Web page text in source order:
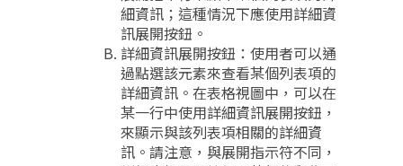
細資訊；這種情況下應使用詳細資
訊展開按鈕。
詳細資訊展開按鈕：使用者可以通
過點選該元素來查看某個列表項的
詳細資訊。在表格視圖中，可以在
某一行中使用詳細資訊展開按鈕，
來顯示與該列表項相關的詳細資
訊。請注意，與展開指示符不同，